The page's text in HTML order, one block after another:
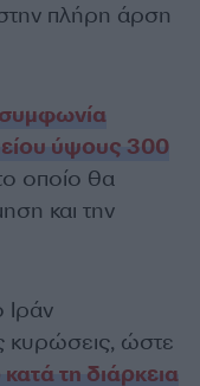
πλήρη άρση
συμφωνία
ύψους 300
οποίο θα
και την
κυρώσεις, ώστε
τη διάρκεια